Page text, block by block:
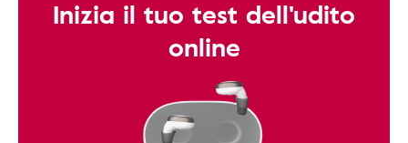
Inizia il tuo test dell'udito
online